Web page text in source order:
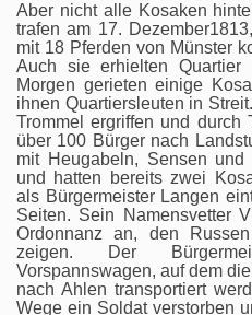
Aber nicht alle Kosaken
trafen am 17.
mit 18 Pferden von Münster
Auch sie erhielten Quartier
Morgen gerieten einige
ihnen Quartiersleuten in
Trommel ergriffen und durch
über 100 Bürger nach
mit Heugabeln, Sensen
und hatten bereits zwei
als Bürgermeister Langen
Seiten. Sein Namensvetter
Ordonnanz an, den
zeigen. Der
Vorspannswagen, auf dem
nach Ahlen transportiert
Wege ein Soldat verstorben